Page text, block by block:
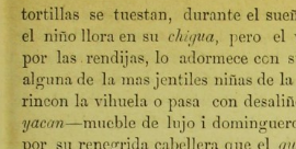
Itinerario del ferrocarril de
Valparaíso a Santiago
espresamente grabado en Paris en
madera para esta obra
Dedicatoria